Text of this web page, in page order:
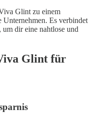
Glint zu einem
Unternehmen. Es verbindet
dir eine nahtlose und
Glint für